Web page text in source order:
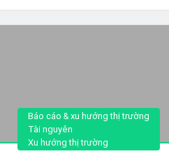
Báo cáo & xu hướng thị trường
Tài nguyên
Xu hướng thị trường